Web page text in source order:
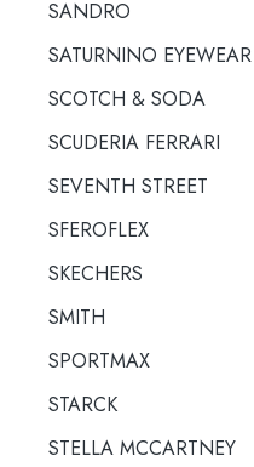
SANDRO
SATURNINO EYEWEAR
SCOTCH & SODA
SCUDERIA FERRARI
SEVENTH STREET
SFEROFLEX
SKECHERS
SMITH
SPORTMAX
STARCK
STELLA MCCARTNEY